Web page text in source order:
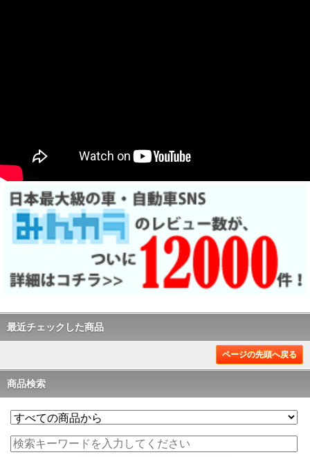
最近チェックした商品
ページの先頭へ戻る
商品検索